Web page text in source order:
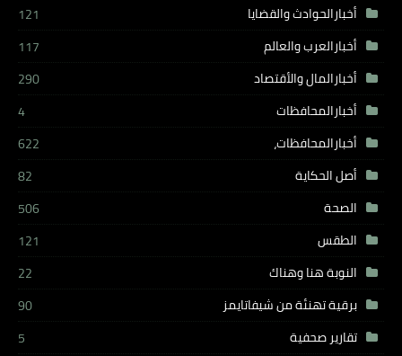
أخبارالحوادث والقضايا
121
أخبارالعرب والعالم
117
أخبارالمال والأقتصاد
290
أخبارالمحافظات
4
أخبارالمحافظات،
622
أصل الحكاية
82
الصحة
506
الطقس
121
النوبة هنا وهناك
22
برقية تهنئة من شيفاتايمز
90
تقارير صحفية
5